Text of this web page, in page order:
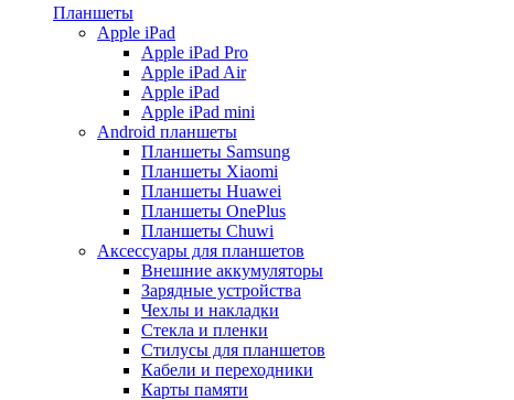
Планшеты
Apple iPad
Apple iPad Pro
Apple iPad Air
Apple iPad
Apple iPad mini
Android планшеты
Планшеты Samsung
Планшеты Xiaomi
Планшеты Huawei
Планшеты OnePlus
Планшеты Chuwi
Аксессуары для планшетов
Внешние аккумуляторы
Зарядные устройства
Чехлы и накладки
Стекла и пленки
Стилусы для планшетов
Кабели и переходники
Карты памяти